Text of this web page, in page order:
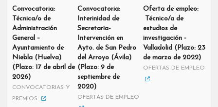
Convocatoria:
Técnica/o de
Administración
General –
Ayuntamiento de
Niebla (Huelva)
(Plazo: 17 de abril de
2026)
CONVOCATORIAS Y
PREMIOS
Convocatoria:
Interinidad de
Secretaría-
Intervención en
Ayto. de San Pedro
del Arroyo (Ávila)
(Plazo: 9 de
septiembre de
2020)
OFERTAS DE EMPLEO
Oferta de empleo:
Técnico/a de
estudios de
investigación -
Valladolid (Plazo: 23
de marzo de 2022)
OFERTAS DE EMPLEO